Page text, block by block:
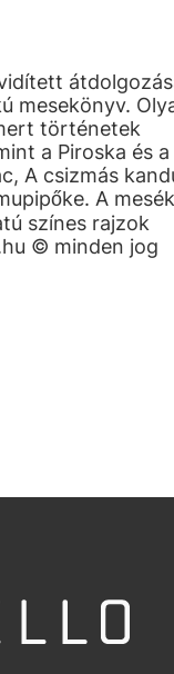
mesekönyv.
történetek
a Piroska és a
A csizmás
A
színes rajzok
© minden jog